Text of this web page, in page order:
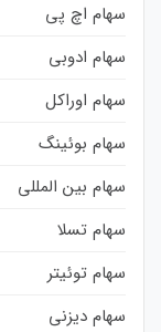
سهام اچ پی
سهام ادوبی
سهام اوراکل
سهام بوئینگ
سهام بین المللی
سهام تسلا
سهام توئیتر
سهام دیزنی